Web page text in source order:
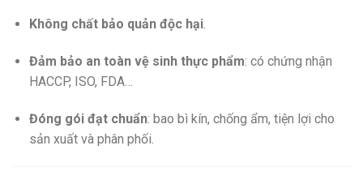
Không chất bảo quản độc hại.
Đảm bảo an toàn vệ sinh thực phẩm: có chứng nhận
HACCP, ISO, FDA…
Đóng gói đạt chuẩn: bao bì kín, chống ẩm, tiện lợi cho
sản xuất và phân phối.